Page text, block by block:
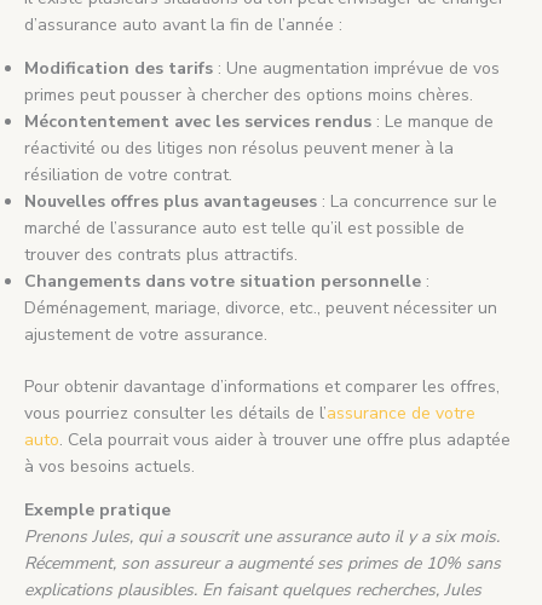
d’assurance auto avant la fin de l’année :
Modification des tarifs : Une augmentation imprévue de vos
primes peut pousser à chercher des options moins chères.
Mécontentement avec les services rendus : Le manque de
réactivité ou des litiges non résolus peuvent mener à la
résiliation de votre contrat.
Nouvelles offres plus avantageuses : La concurrence sur le
marché de l’assurance auto est telle qu’il est possible de
trouver des contrats plus attractifs.
Changements dans votre situation personnelle :
Déménagement, mariage, divorce, etc., peuvent nécessiter un
ajustement de votre assurance.
Pour obtenir davantage d’informations et comparer les offres,
vous pourriez consulter les détails de l’assurance de votre
auto. Cela pourrait vous aider à trouver une offre plus adaptée
à vos besoins actuels.
Exemple pratique
Prenons Jules, qui a souscrit une assurance auto il y a six mois.
Récemment, son assureur a augmenté ses primes de 10% sans
explications plausibles. En faisant quelques recherches, Jules